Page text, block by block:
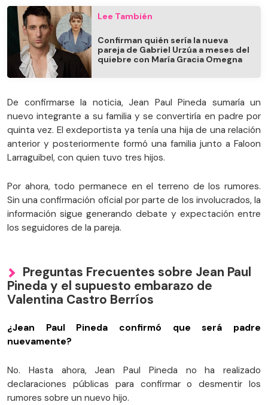
Lee También
Confirman quién sería la nueva
pareja de Gabriel Urzúa a meses del
quiebre con María Gracia Omegna
De confirmarse la noticia, Jean Paul Pineda sumaría un
nuevo integrante a su familia y se convertiría en padre por
quinta vez. El exdeportista ya tenía una hija de una relación
anterior y posteriormente formó una familia junto a Faloon
Larraguibel, con quien tuvo tres hijos.
Por ahora, todo permanece en el terreno de los rumores.
Sin una confirmación oficial por parte de los involucrados, la
información sigue generando debate y expectación entre
los seguidores de la pareja.
Preguntas Frecuentes sobre Jean Paul
Pineda y el supuesto embarazo de
Valentina Castro Berríos
¿Jean Paul Pineda confirmó que será padre
nuevamente?
No. Hasta ahora, Jean Paul Pineda no ha realizado
declaraciones públicas para confirmar o desmentir los
rumores sobre un nuevo hijo.